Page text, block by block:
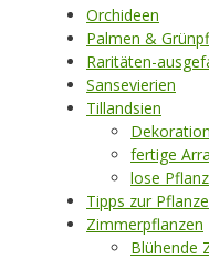
Orchideen
Palmen &
Raritäten-
Sansevierien
Tillandsien
fertige
lose
Tipps zur
Zimmerpflanzen
Blühende